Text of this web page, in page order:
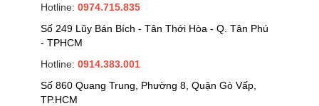
Hotline: 0974.715.835
Số 249 Lũy Bán Bích - Tân Thới Hòa - Q. Tân Phú
- TPHCM
Hotline: 0914.383.001
Số 860 Quang Trung, Phường 8, Quận Gò Vấp,
TP.HCM